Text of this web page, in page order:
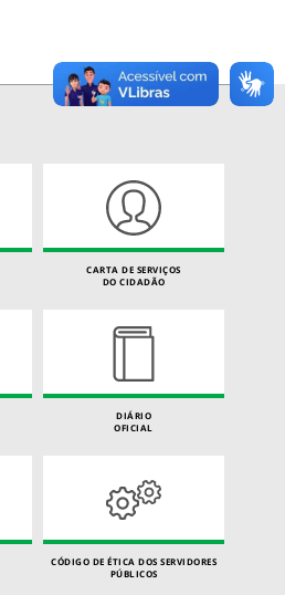
CARTA DE SERVIÇOS
DO CIDADÃO
DIÁRIO
OFICIAL
CÓDIGO DE ÉTICA DOS SERVIDORES
PÚBLICOS